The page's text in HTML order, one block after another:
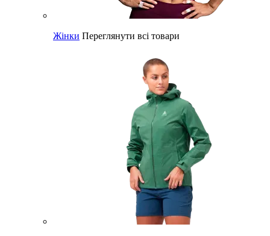
Жінки Переглянути всі товари